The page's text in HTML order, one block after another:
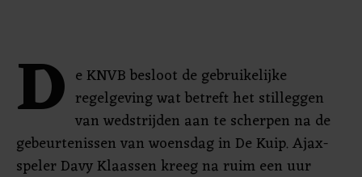
D e KNVB besloot de gebruikelijke
regelgeving wat betreft het stilleggen
van wedstrijden aan te scherpen na de
gebeurtenissen van woensdag in De Kuip. Ajax-
speler Davy Klaassen kreeg na ruim een uur